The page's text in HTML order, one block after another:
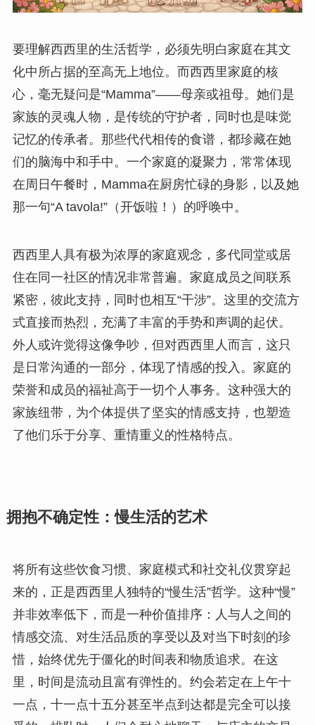
要理解西西里的生活哲学，必须先明白家庭在其文
化中所占据的至高无上地位。而西西里家庭的核
心，毫无疑问是“Mamma”——母亲或祖母。她们是
家族的灵魂人物，是传统的守护者，同时也是味觉
记忆的传承者。那些代代相传的食谱，都珍藏在她
们的脑海中和手中。一个家庭的凝聚力，常常体现
在周日午餐时，Mamma在厨房忙碌的身影，以及她
那一句“A tavola!”（开饭啦！）的呼唤中。
西西里人具有极为浓厚的家庭观念，多代同堂或居
住在同一社区的情况非常普遍。家庭成员之间联系
紧密，彼此支持，同时也相互“干涉”。这里的交流方
式直接而热烈，充满了丰富的手势和声调的起伏。
外人或许觉得这像争吵，但对西西里人而言，这只
是日常沟通的一部分，体现了情感的投入。家庭的
荣誉和成员的福祉高于一切个人事务。这种强大的
家族纽带，为个体提供了坚实的情感支持，也塑造
了他们乐于分享、重情重义的性格特点。
拥抱不确定性：慢生活的艺术
将所有这些饮食习惯、家庭模式和社交礼仪贯穿起
来的，正是西西里人独特的“慢生活”哲学。这种“慢”
并非效率低下，而是一种价值排序：人与人之间的
情感交流、对生活品质的享受以及对当下时刻的珍
惜，始终优先于僵化的时间表和物质追求。在这
里，时间是流动且富有弹性的。约会若定在上午十
一点，十一点十五分甚至半点到达都是完全可以接